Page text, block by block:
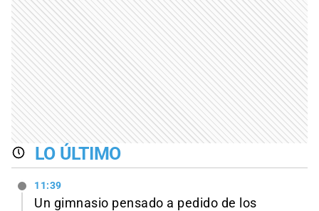
LO ÚLTIMO
11:39
Un gimnasio pensado a pedido de los